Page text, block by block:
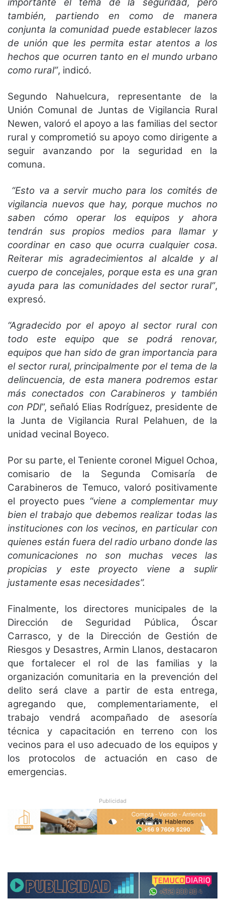
también, partiendo en como de manera
conjunta la comunidad puede establecer lazos
de unión que les permita estar atentos a los
hechos que ocurren tanto en el mundo urbano
como rural”, indicó.
Segundo Nahuelcura, representante de la
Unión Comunal de Juntas de Vigilancia Rural
Newen, valoró el apoyo a las familias del sector
rural y comprometió su apoyo como dirigente a
seguir avanzando por la seguridad en la
comuna.
“Esto va a servir mucho para los comités de
vigilancia nuevos que hay, porque muchos no
saben cómo operar los equipos y ahora
tendrán sus propios medios para llamar y
coordinar en caso que ocurra cualquier cosa.
Reiterar mis agradecimientos al alcalde y al
cuerpo de concejales, porque esta es una gran
ayuda para las comunidades del sector rural”,
expresó.
“Agradecido por el apoyo al sector rural con
todo este equipo que se podrá renovar,
equipos que han sido de gran importancia para
el sector rural, principalmente por el tema de la
delincuencia, de esta manera podremos estar
más conectados con Carabineros y también
con PDI”, señaló Elias Rodríguez, presidente de
la Junta de Vigilancia Rural Pelahuen, de la
unidad vecinal Boyeco.
Por su parte, el Teniente coronel Miguel Ochoa,
comisario de la Segunda Comisaría de
Carabineros de Temuco, valoró positivamente
el proyecto pues “viene a complementar muy
bien el trabajo que debemos realizar todas las
instituciones con los vecinos, en particular con
quienes están fuera del radio urbano donde las
comunicaciones no son muchas veces las
propicias y este proyecto viene a suplir
justamente esas necesidades”.
Finalmente, los directores municipales de la
Dirección de Seguridad Pública, Óscar
Carrasco, y de la Dirección de Gestión de
Riesgos y Desastres, Armin Llanos, destacaron
que fortalecer el rol de las familias y la
organización comunitaria en la prevención del
delito será clave a partir de esta entrega,
agregando que, complementariamente, el
trabajo vendrá acompañado de asesoría
técnica y capacitación en terreno con los
vecinos para el uso adecuado de los equipos y
los protocolos de actuación en caso de
emergencias.
Publicidad